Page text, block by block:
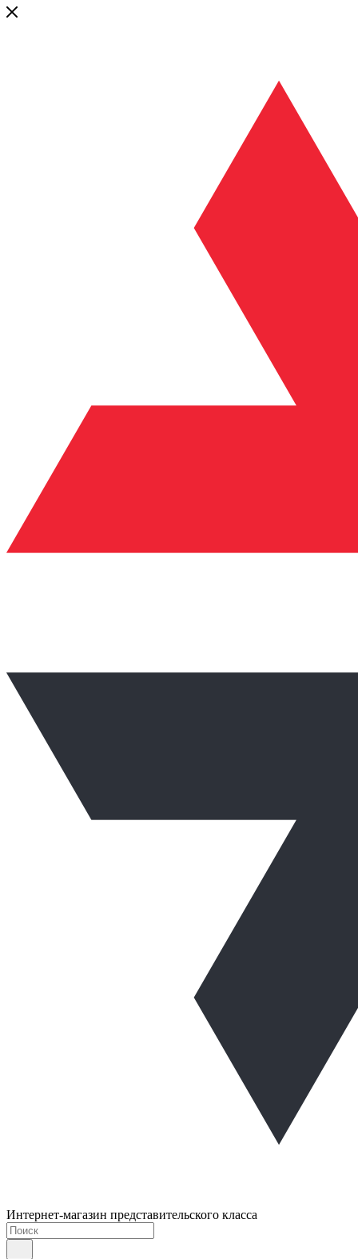
Интернет-магазин представительского класса